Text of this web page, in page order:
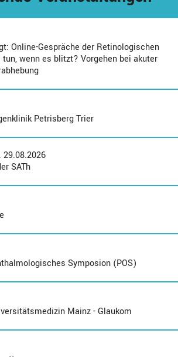
Online-Gespräche der Retinologischen
wenn es blitzt? Vorgehen bei akuter
Petrisberg Trier
29.08.2026
SATh
Symposion (POS)
Mainz - Glaukom